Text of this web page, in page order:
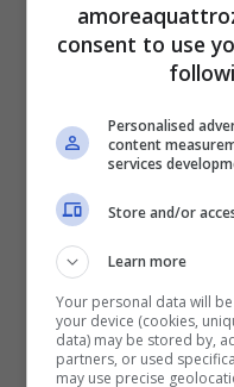
Maree Wauchope,
per la vicenda e
non avevano
La presidente ha
fatto tutto nel
scomparso la sera
e la mattina
bussato a tutte le
pubblicato un
consent to use
Personalised
content
services
Store and/or
Learn more
Your personal data will
your device (cookies,
data) may be stored by,
partners, or used
may use precise